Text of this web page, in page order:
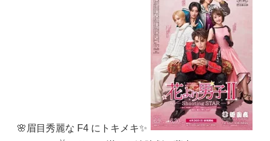
🌸眉目秀麗な F4 にトキメキ✨